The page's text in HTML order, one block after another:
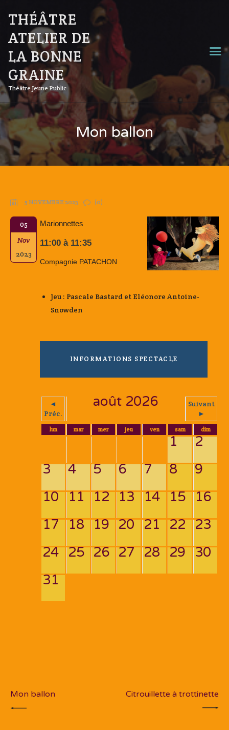
THÉÂTRE
ATELIER DE
LA BONNE
GRAINE
Théâtre Jeune Public
Mon ballon
5 NOVEMBRE 2023 (0)
05
Nov
2023
Marionnettes
11:00 à 11:35
Compagnie PATACHON
Jeu : Pascale Bastard et Eléonore Antoine-
Snowden
INFORMATIONS SPECTACLE
◄
Préc.
août 2026
Suivant
►
lun mar mer jeu ven sam dim
1
2
3
4 5 6 7 8
9
10 11 12 13 14 15 16
17 18 19 20 21 22 23
24 25 26 27 28 29 30
31
Mon ballon Citrouillette à trottinette